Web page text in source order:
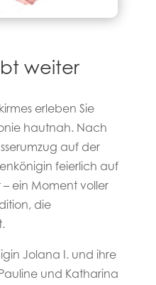
weiter
erleben Sie
hautnah. Nach
auf der
feierlich auf
ein Moment voller
die
Jolana I. und ihre
und Katharina